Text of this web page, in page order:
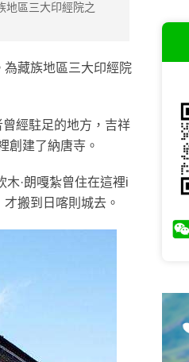
地區三大印經院之
藏族地區三大印經院
經駐足的地方，吉祥
創建了納唐寺。
·朗嘎紮曾住在這裡i
搬到日喀則城去。